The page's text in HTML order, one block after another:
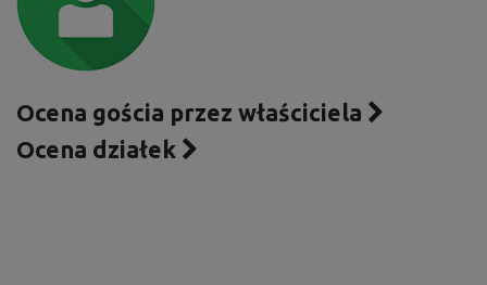
Ocena gościa przez właściciela
Ocena działek